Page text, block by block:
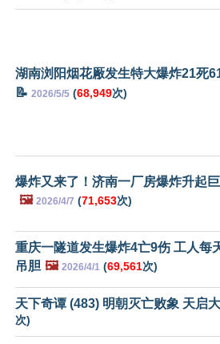
湖南浏阳烟花厰发生特大爆炸21死
📝 2026/5/5 (68,949次)
爆炸又来了！济南一厂房爆炸升起
🖼️ 2026/4/7 (71,653次)
重庆一隧道发生爆炸4亡9伤 工人每
吊胆 🖼️ 2026/4/1 (69,561次)
天下奇谭 (483) 明朝灭亡败象 天启
次)